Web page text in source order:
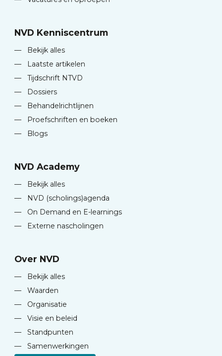
NVD Kenniscentrum
—
Bekijk alles
—
Laatste artikelen
—
Tijdschrift NTVD
—
Dossiers
—
Behandelrichtlijnen
—
Proefschriften en boeken
—
Blogs
NVD Academy
—
Bekijk alles
—
NVD (scholings)agenda
—
On Demand en E-learnings
—
Externe nascholingen
Over NVD
—
Bekijk alles
—
Waarden
—
Organisatie
—
Visie en beleid
—
Standpunten
—
Samenwerkingen